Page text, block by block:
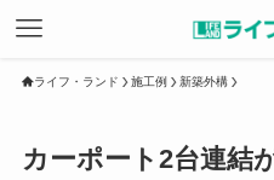
ライフ・ランド 施工例 新築外構
カーポート2台連結